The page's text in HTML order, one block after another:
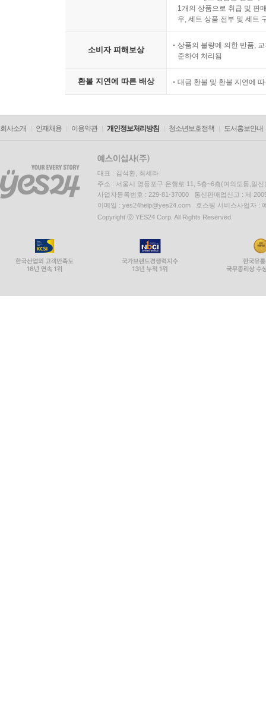
1개의 상품으로 취급 및 판
우, 세트 상품 전부 및 세트
소비자 피해보상
상품의 불량에 의한 반품,
준하여 처리됨
환불 지연에 따른 배상 대금 환불 및 환불 지연에
회사소개 인재채용 이용약관 개인정보처리방침 청소년보호정책 도서홍보안내
대표 : 김석환, 최세라
주소 : 서울시 영등포구 은행로 11, 5층~6층(여의도동,일신
사업자등록번호 : 229-81-37000 통신판매업신고 : 제
이메일 : yes24help@yes24.com 호스팅 서비스사업자 :
Copyright ⓒ YES24 Corp. All Rights Reserved.